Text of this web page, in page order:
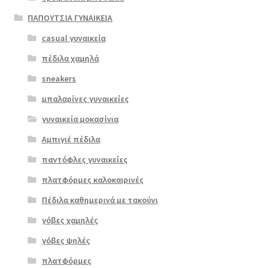
Επιλο
ΠΑΠΟΥΤΣΙΑ ΓΥΝΑΙΚΕΙΑ
casual γυναικεία
πέδιλα χαμηλά
sneakers
μπαλαρίνες γυναικείες
γυναικεία μοκασίνια
Αμπιγιέ πέδιλα
παντόφλες γυναικείες
πλατφόρμες καλοκαιρινές
Πέδιλα καθημερινά με τακούνι
γόβες χαμηλές
γόβες ψηλές
πλατφόρμες